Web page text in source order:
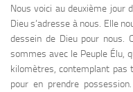
Nous voici au deuxième jour
Dieu s’adresse à nous. Elle
dessein de Dieu pour nous.
sommes avec le Peuple Élu,
kilomètres, contemplant pas
pour en prendre